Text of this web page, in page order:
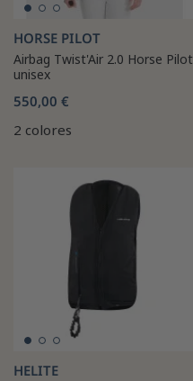
HORSE PILOT
Airbag Twist'Air 2.0 Horse Pilot
unisex
550,00 €
2 colores
HELITE